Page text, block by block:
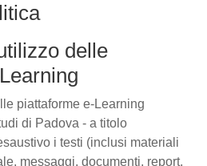
delle
piattaforme e-Learning
di Padova - a titolo
i testi (inclusi materiali
messaggi, documenti, report,